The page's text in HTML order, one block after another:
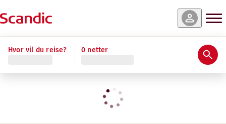
Hvor vil du reise? 0 netter